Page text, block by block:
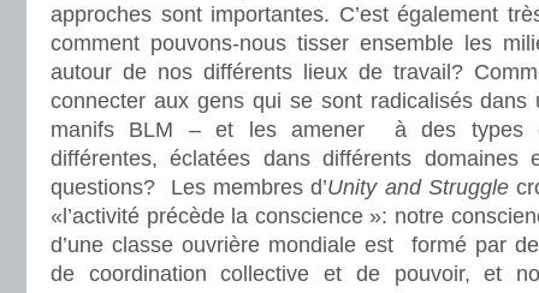
approches sont importantes. C’est également
comment pouvons-nous tisser ensemble les
autour de nos différents lieux de travail?
connecter aux gens qui se sont radicalisés
manifs BLM – et les amener à des types
différentes, éclatées dans différents domaines
questions? Les membres d’Unity and Struggle
«l’activité précède la conscience »: notre
d’une classe ouvrière mondiale est formé par
de coordination collective et de pouvoir, et